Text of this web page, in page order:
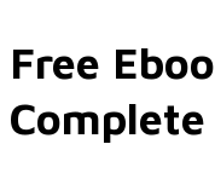
Servicios
Free
Complete